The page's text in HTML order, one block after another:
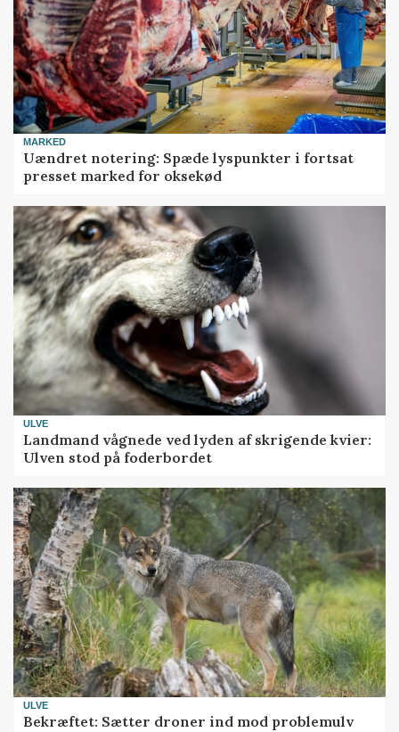
MARKED
Uændret notering: Spæde lyspunkter i fortsat
presset marked for oksekød
ULVE
Landmand vågnede ved lyden af skrigende kvier:
Ulven stod på foderbordet
ULVE
Bekræftet: Sætter droner ind mod problemulv